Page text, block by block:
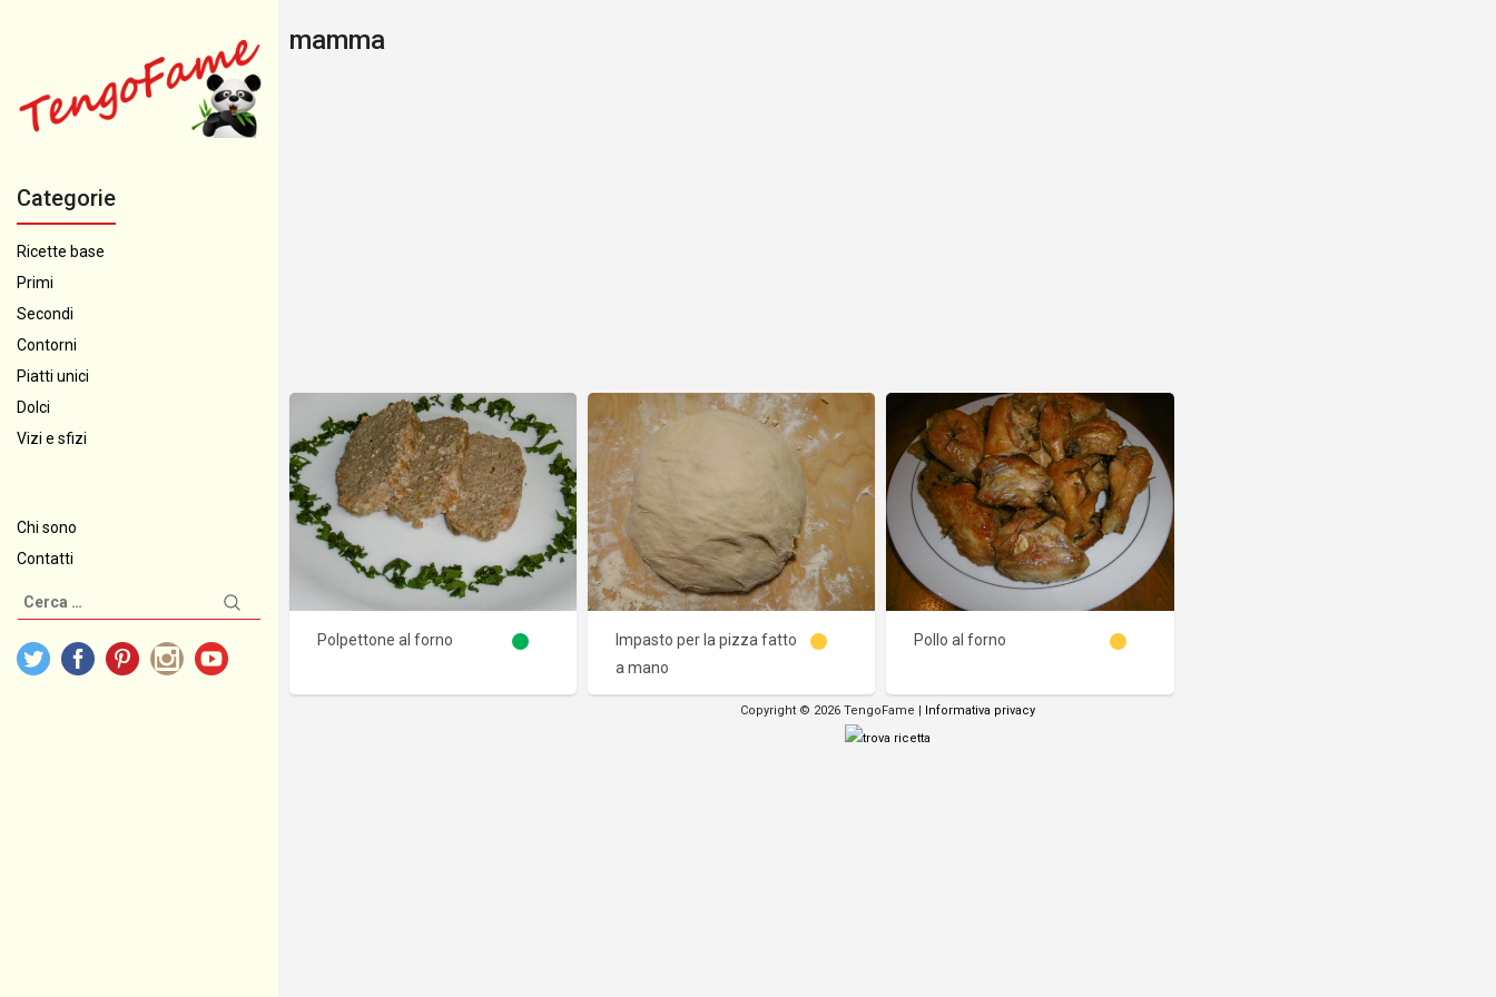
Categorie
Ricette base
Primi
Secondi
Contorni
Piatti unici
Dolci
Vizi e sfizi
Chi sono
Contatti
Ricerca
per:
mamma
Polpettone al forno
Impasto per la pizza fatto
a mano
Pollo al forno
Copyright © 2026 TengoFame | Informativa privacy